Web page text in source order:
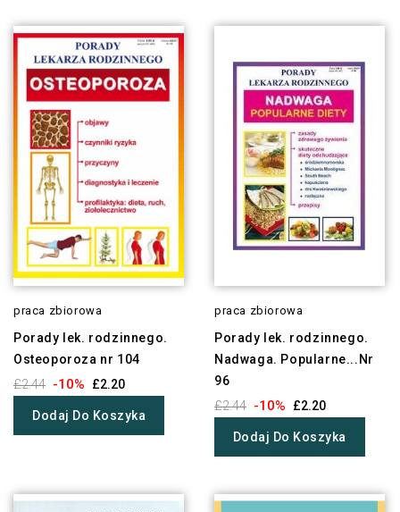
praca zbiorowa
Porady lek. rodzinnego.
Osteoporoza nr 104
£2.44 -10% £2.20
Dodaj Do Koszyka
praca zbiorowa
Porady lek. rodzinnego.
Nadwaga. Popularne...Nr
96
£2.44 -10% £2.20
Dodaj Do Koszyka